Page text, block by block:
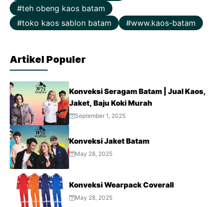
teh obeng kaos batam
toko kaos sablon batam
www.kaos-batam
Artikel Populer
Konveksi Seragam Batam | Jual Kaos,
Jaket, Baju Koki Murah
September 1, 2025
Konveksi Jaket Batam
May 28, 2025
Konveksi Wearpack Coverall
May 28, 2025